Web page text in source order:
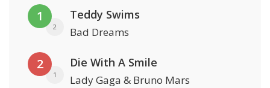
1
2
Teddy Swims
Bad Dreams
2
1
Die With A Smile
Lady Gaga & Bruno Mars